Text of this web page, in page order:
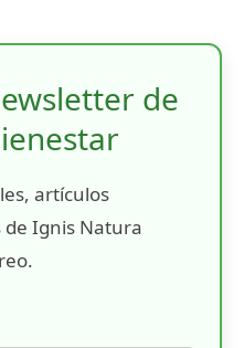
de
artículos
de Ignis Natura